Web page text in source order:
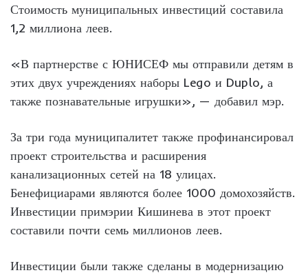
Стоимость муниципальных инвестиций составила
1,2 миллиона леев.
«В партнерстве с ЮНИСЕФ мы отправили детям в
этих двух учреждениях наборы Lego и Duplo, а
также познавательные игрушки», — добавил мэр.
За три года муниципалитет также профинансировал
проект строительства и расширения
канализационных сетей на 18 улицах.
Бенефициарами являются более 1000 домохозяйств.
Инвестиции примэрии Кишинева в этот проект
составили почти семь миллионов леев.
Инвестиции были также сделаны в модернизацию